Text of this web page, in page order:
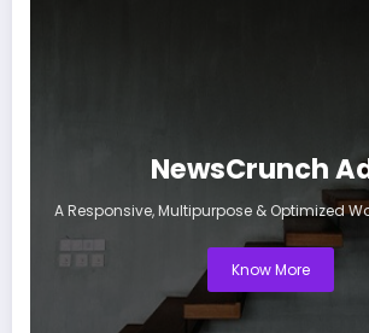
NewsCrunch
A Responsive, Multipurpose & Optimized
Know More